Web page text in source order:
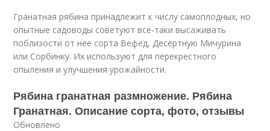
Гранатная рябина принадлежит к числу самоплодных, но
опытные садоводы советуют все-таки высаживать
поблизости от нее сорта Вефед, Десертную Мичурина
или Сорбинку. Их используют для перекрестного
опыления и улучшения урожайности.
Рябина гранатная размножение. Рябина
Гранатная. Описание сорта, фото, отзывы
Обновлено